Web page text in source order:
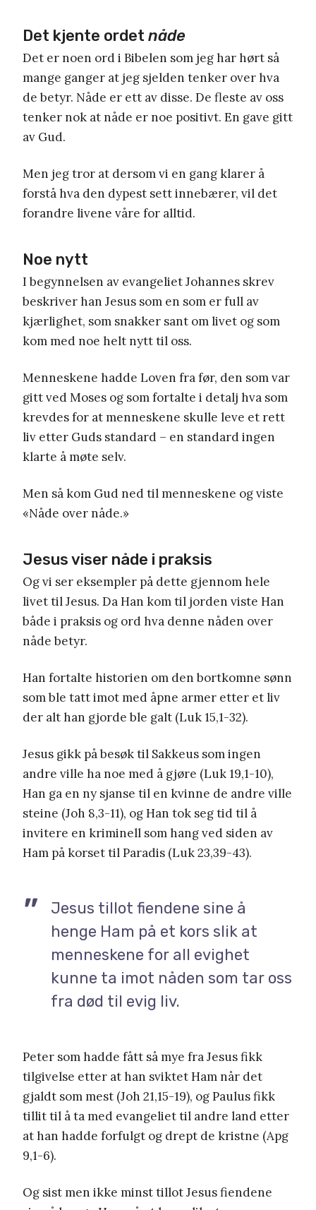
Det kjente ordet nåde
Det er noen ord i Bibelen som jeg har hørt så
mange ganger at jeg sjelden tenker over hva
de betyr. Nåde er ett av disse. De fleste av oss
tenker nok at nåde er noe positivt. En gave gitt
av Gud.
Men jeg tror at dersom vi en gang klarer å
forstå hva den dypest sett innebærer, vil det
forandre livene våre for alltid.
Noe nytt
I begynnelsen av evangeliet Johannes skrev
beskriver han Jesus som en som er full av
kjærlighet, som snakker sant om livet og som
kom med noe helt nytt til oss.
Menneskene hadde Loven fra før, den som var
gitt ved Moses og som fortalte i detalj hva som
krevdes for at menneskene skulle leve et rett
liv etter Guds standard – en standard ingen
klarte å møte selv.
Men så kom Gud ned til menneskene og viste
«Nåde over nåde.»
Jesus viser nåde i praksis
Og vi ser eksempler på dette gjennom hele
livet til Jesus. Da Han kom til jorden viste Han
både i praksis og ord hva denne nåden over
nåde betyr.
Han fortalte historien om den bortkomne sønn
som ble tatt imot med åpne armer etter et liv
der alt han gjorde ble galt (Luk 15,1-32).
Jesus gikk på besøk til Sakkeus som ingen
andre ville ha noe med å gjøre (Luk 19,1-10),
Han ga en ny sjanse til en kvinne de andre ville
steine (Joh 8,3-11), og Han tok seg tid til å
invitere en kriminell som hang ved siden av
Ham på korset til Paradis (Luk 23,39-43).
Jesus tillot fiendene sine å
henge Ham på et kors slik at
menneskene for all evighet
kunne ta imot nåden som tar oss
fra død til evig liv.
Peter som hadde fått så mye fra Jesus fikk
tilgivelse etter at han sviktet Ham når det
gjaldt som mest (Joh 21,15-19), og Paulus fikk
tillit til å ta med evangeliet til andre land etter
at han hadde forfulgt og drept de kristne (Apg
9,1-6).
Og sist men ikke minst tillot Jesus fiendene